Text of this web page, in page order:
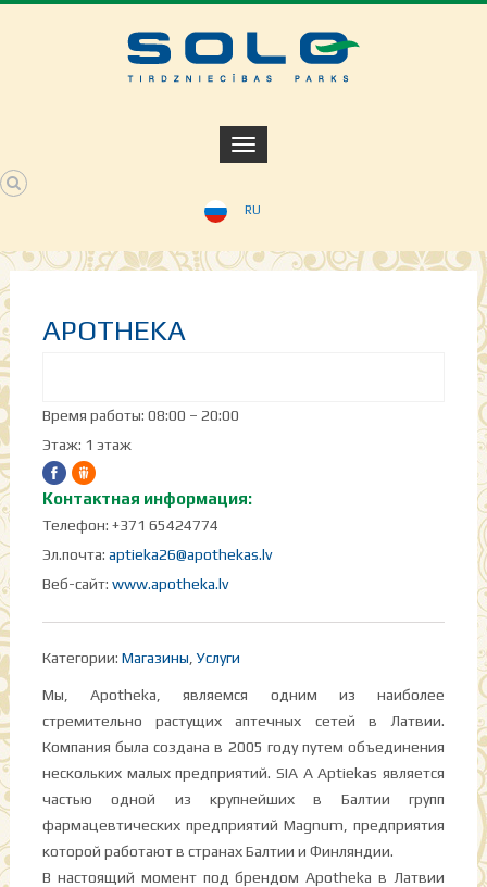
RU
APOTHEKA
Время работы: 08:00 – 20:00
Этаж: 1 этаж
Контактная информация:
Телефон: +371 65424774
Эл.почта: aptieka26@apothekas.lv
Веб-сайт: www.apotheka.lv
Категории: Магазины ,Услуги
Мы, Apotheka, являемся одним из наиболее
стремительно растущих аптечных сетей в Латвии.
Компания была создана в 2005 году путем объединения
нескольких малых предприятий. SIA A Aptiekas является
частью одной из крупнейших в Балтии групп
фармацевтических предприятий Magnum, предприятия
которой работают в странах Балтии и Финляндии.
В настоящий момент под брендом Apotheka в Латвии